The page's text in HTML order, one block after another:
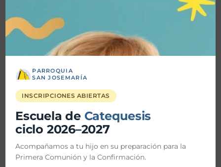
Fecha inicio:
Fecha fin:01-01-2025
Hora inicio:
Hora fin:
Ubicación:
PARROQUIA
SAN JOSEMARÍA
INSCRIPCIONES ABIERTAS
Escuela de Catequesis
ciclo 2026–2027
Acompañamos a tu hijo en su preparación para la
Primera Comunión y la Confirmación.